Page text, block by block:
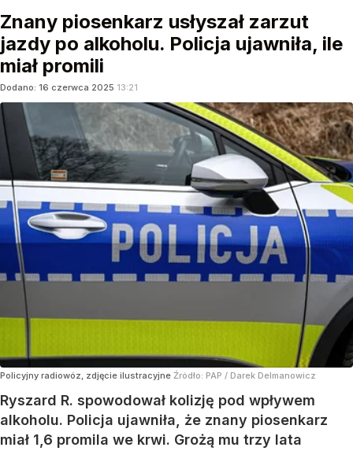
Znany piosenkarz usłyszał zarzut
jazdy po alkoholu. Policja ujawniła, ile
miał promili
Dodano: 16 czerwca 2025 13:21
Policyjny radiowóz, zdjęcie ilustracyjne Źródło: PAP / Darek Delmanowicz
Ryszard R. spowodował kolizję pod wpływem
alkoholu. Policja ujawniła, że znany piosenkarz
miał 1,6 promila we krwi. Grożą mu trzy lata